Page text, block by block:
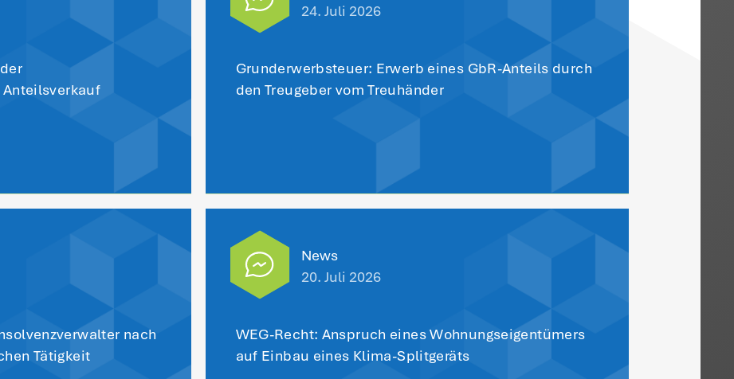
Bei datenschutzrechtlichen Auskunftsverfahren wie im Streitfall ist nach dem Gesetz
kein Einspruchsverfahren vorhergesehen. Gegen einen Ablehnungsbescheid kann der
Steuerpflichtige innerhalb der Klagefrist also sogleich Klage erheben und muss nicht
erst ein Einspruchsverfahren durchführen.